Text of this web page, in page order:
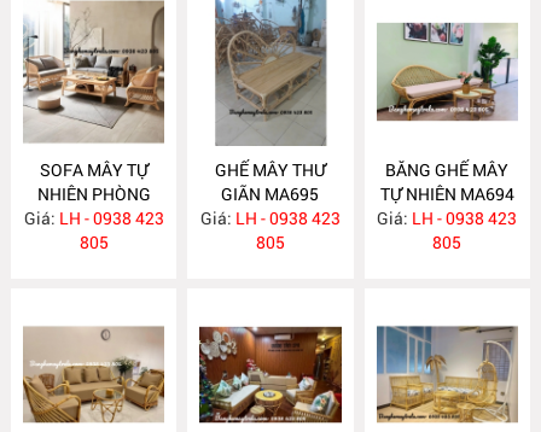
SOFA MÂY TỰ
NHIÊN PHÒNG
KHÁCH MA697
Giá: LH - 0938 423
805
GHẾ MÂY THƯ
GIÃN MA695
Giá: LH - 0938 423
805
BĂNG GHẾ MÂY
TỰ NHIÊN MA694
Giá: LH - 0938 423
805